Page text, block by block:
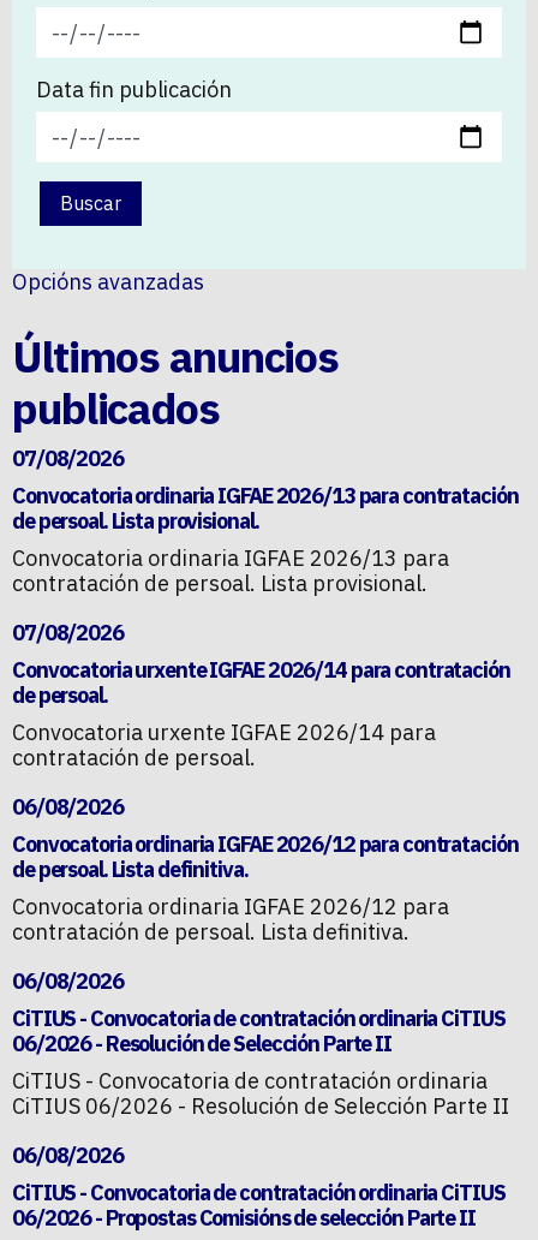
Data fin publicación
Buscar
Opcións avanzadas
Últimos anuncios
publicados
07/08/2026
Convocatoria ordinaria IGFAE 2026/13 para contratación
de persoal. Lista provisional.
Convocatoria ordinaria IGFAE 2026/13 para
contratación de persoal. Lista provisional.
07/08/2026
Convocatoria urxente IGFAE 2026/14 para contratación
de persoal.
Convocatoria urxente IGFAE 2026/14 para
contratación de persoal.
06/08/2026
Convocatoria ordinaria IGFAE 2026/12 para contratación
de persoal. Lista definitiva.
Convocatoria ordinaria IGFAE 2026/12 para
contratación de persoal. Lista definitiva.
06/08/2026
CiTIUS - Convocatoria de contratación ordinaria CiTIUS
06/2026 - Resolución de Selección Parte II
CiTIUS - Convocatoria de contratación ordinaria
CiTIUS 06/2026 - Resolución de Selección Parte II
06/08/2026
CiTIUS - Convocatoria de contratación ordinaria CiTIUS
06/2026 - Propostas Comisións de selección Parte II